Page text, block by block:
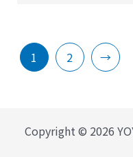
項
1 2 →
Copyright © 2026